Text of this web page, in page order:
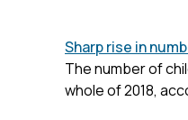
Sharp rise in
The number of
whole of 2018,